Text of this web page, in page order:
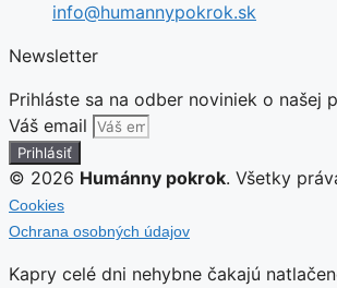
info@humannypokrok.sk
Newsletter
Prihláste sa na odber noviniek o našej
Váš email
Prihlásiť
© 2026 Humánny pokrok. Všetky
Cookies
Ochrana osobných údajov
Kapry celé dni nehybne čakajú